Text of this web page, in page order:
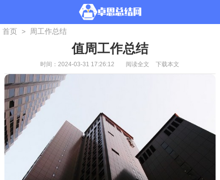
首页 > 周工作总结
值周工作总结
时间：2024-03-31 17:26:12 阅读全文 下载本文